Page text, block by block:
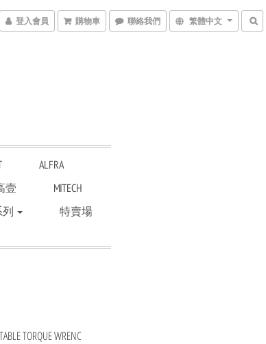
登入會員 購物車 聯絡我們 繁體中文
ALFRA
壹
MITECH
列
特賣場
TORQUE WRENC